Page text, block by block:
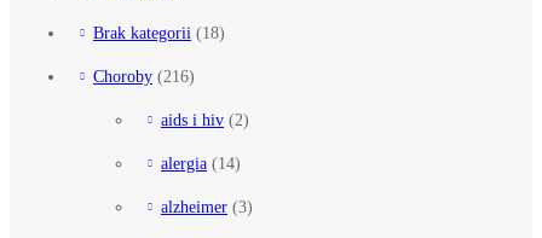
Brak kategorii (18)
Choroby (216)
aids i hiv (2)
alergia (14)
alzheimer (3)